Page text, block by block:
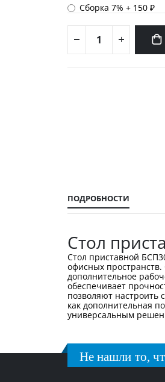
Сборка 7%+ 150 ₽
ПОДРОБНОСТИ
Стол
Стол приставной
офисных
дополнительное
обеспечивает
позволяют настроить
как дополнительная
универсальным
Не нашли то,